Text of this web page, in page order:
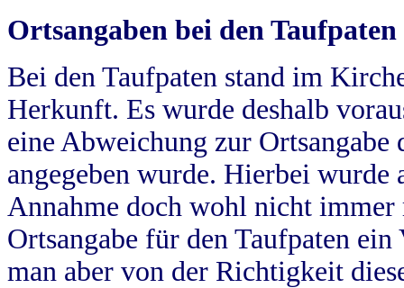
Ortsangaben bei den Taufpaten
Bei den Taufpaten stand im
Herkunft. Es wurde deshalb
eine Abweichung zur
angegeben wurde. Hierbei wurde
Annahme doch wohl nicht
Ortsangabe für den Taufpaten
man aber von der Richtigkeit